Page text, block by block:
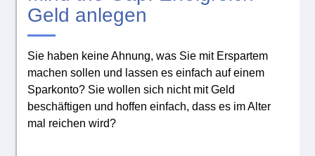
Geld anlegen
Sie haben keine Ahnung, was Sie mit Erspartem
machen sollen und lassen es einfach auf einem
Sparkonto? Sie wollen sich nicht mit Geld
beschäftigen und hoffen einfach, dass es im Alter
mal reichen wird?